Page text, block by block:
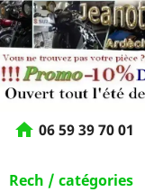
home 06 59 39 70 01
Rech / catégories